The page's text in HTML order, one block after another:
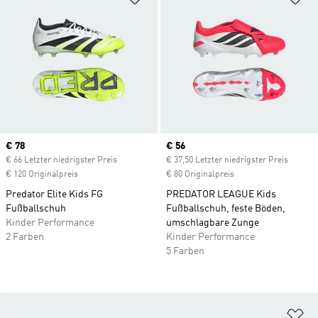
Current price
€ 78
€ 66 Letzter niedrigster Preis
€ 120 Originalpreis
Predator Elite Kids FG
Fußballschuh
Kinder Performance
2 Farben
Current price
€ 56
€ 37,50 Letzter niedrigster Preis
€ 80 Originalpreis
PREDATOR LEAGUE Kids
Fußballschuh, feste Böden,
umschlagbare Zunge
Kinder Performance
5 Farben